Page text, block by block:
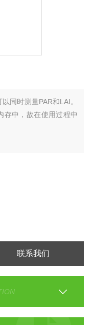
同时测量PAR和LAI。
存中，故在使用过程中
联系我们